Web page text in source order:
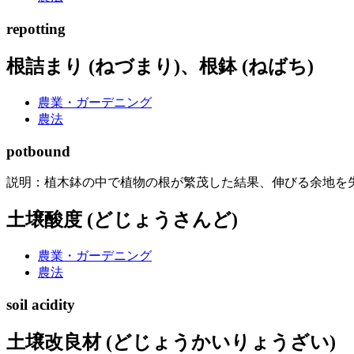
repotting
根詰まり (ねづまり)、根鉢 (ねばち)
農業・ガーデニング
農法
potbound
説明：植木鉢の中で植物の根が繁茂した結果、伸びる余地を
土壌酸度 (どじょうさんど)
農業・ガーデニング
農法
soil acidity
土壌改良材 (どじょうかいりょうざい)